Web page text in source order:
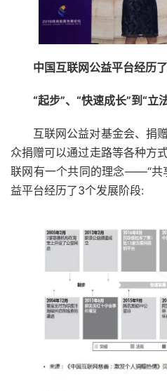
中国互联网公益平台经历了
“起步”、“快速成长”到“立
互联网公益对基金会、捐
众捐赠可以通过走路等各种方
联网有一个共同的理念——“共
益平台经历了3个发展阶段: